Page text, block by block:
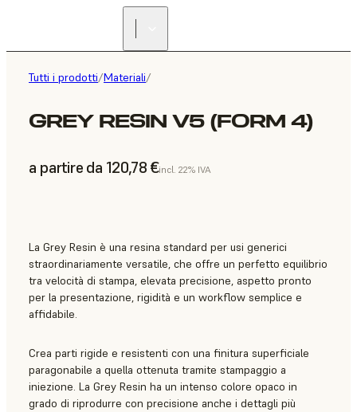
Tutti i prodotti/Materiali/
GREY RESIN V5 (FORM 4)
a partire da 120,78 €incl. 22% IVA
La Grey Resin è una resina standard per usi generici
straordinariamente versatile, che offre un perfetto equilibrio
tra velocità di stampa, elevata precisione, aspetto pronto
per la presentazione, rigidità e un workflow semplice e
affidabile.
Crea parti rigide e resistenti con una finitura superficiale
paragonabile a quella ottenuta tramite stampaggio a
iniezione. La Grey Resin ha un intenso colore opaco in
grado di riprodurre con precisione anche i dettagli più